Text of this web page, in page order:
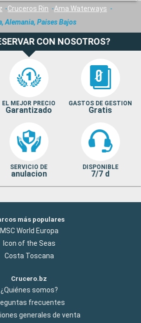
Cruceros Rin
Ama Waterways
Alemania, Paises Bajos
CON NOSOTROS?
EL MEJOR PRECIO
Garantizado
GASTOS DE GESTION
Gratis
SERVICIO DE
anulacion
DISPONIBLE
7/7 d
más populares
MSC World Europa
Icon of the Seas
Costa Toscana
Crucero.bz
¿Quiénes somos?
frecuentes
generales de venta